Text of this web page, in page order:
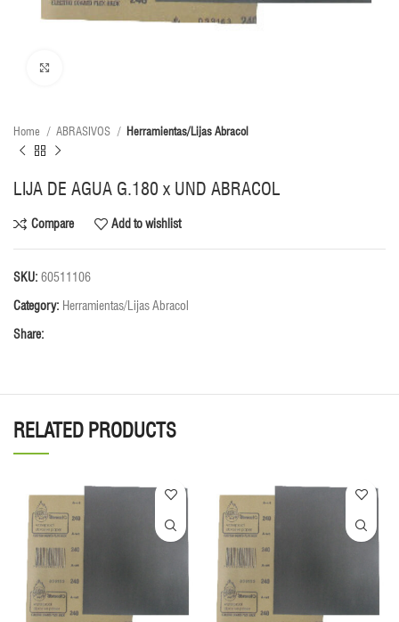
Home ABRASIVOS Herramientas/Lijas Abracol
LIJA DE AGUA G.180 x UND ABRACOL
Compare Add to wishlist
SKU: 60511106
Category: Herramientas/Lijas Abracol
Share:
RELATED PRODUCTS